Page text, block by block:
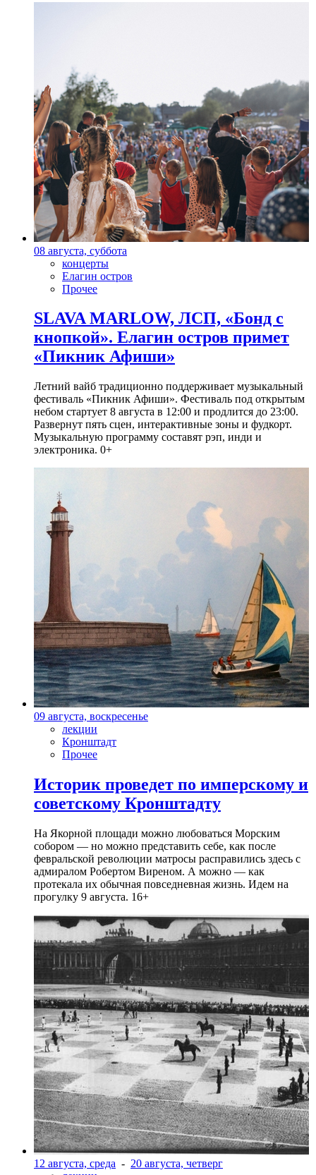
08 августа, суббота
концерты
Елагин остров
Прочее
SLAVA MARLOW, ЛСП, «Бонд с
кнопкой». Елагин остров примет
«Пикник Афиши»
Летний вайб традиционно поддерживает музыкальный
фестиваль «Пикник Афиши». Фестиваль под открытым
небом стартует 8 августа в 12:00 и продлится до 23:00.
Развернут пять сцен, интерактивные зоны и фудкорт.
Музыкальную программу составят рэп, инди и
электроника. 0+
09 августа, воскресенье
лекции
Кронштадт
Прочее
Историк проведет по имперскому и
советскому Кронштадту
На Якорной площади можно любоваться Морским
собором — но можно представить себе, как после
февральской революции матросы расправились здесь с
адмиралом Робертом Виреном. А можно — как
протекала их обычная повседневная жизнь. Идем на
прогулку 9 августа. 16+
12 августа, среда - 20 августа, четверг